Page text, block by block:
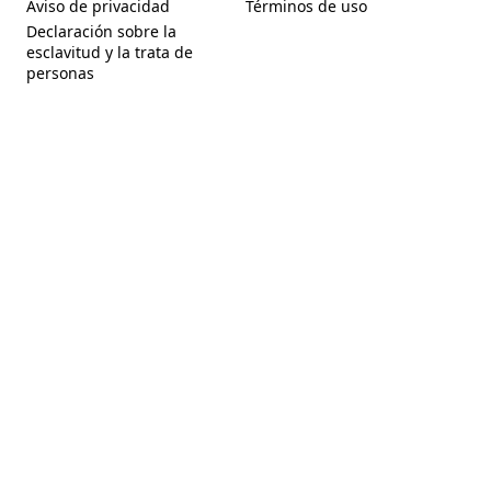
Aviso de privacidad
(Opens in a new tab)
Declaración sobre la
esclavitud y la trata de
personas
(Opens in a new tab)
Términos de uso
(Opens in a new tab)